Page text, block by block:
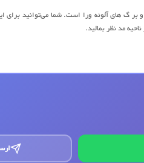
بر گ های آلوئه ورا است. شما می‌توانید برای